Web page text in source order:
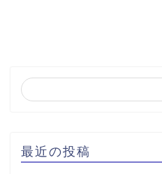
最近の投稿